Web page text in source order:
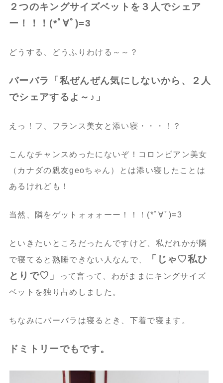
２つのキングサイズベットを３人でシェア
ー！！！(*ﾟ∀ﾟ)=3
どうする、どうふりわける～～？
バーバラ「私ぜんぜん気にしないから、２人
でシェアするよ～♪」
えっ！フ、フランス美女と添い寝・・・！？
こんなチャンスめったにないぞ！コロンビアン美女
（カナダの親友geoちゃん）とは添い寝したことは
あるけれども！
当然、隣をゲットォォォーー！！！(*ﾟ∀ﾟ)=3
といきたいところだったんですけど、私だれかが隣
で寝てると熟睡できない人なんで、
「じゃ♡私ひ
とりで♡」
って言って、わがままにキングサイズ
ベットを独り占めしました。
ちなみにバーバラは寝るとき、下着で寝ます。
ドミトリーでもです。